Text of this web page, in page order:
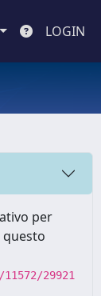
LOGIN
per
questo
29921